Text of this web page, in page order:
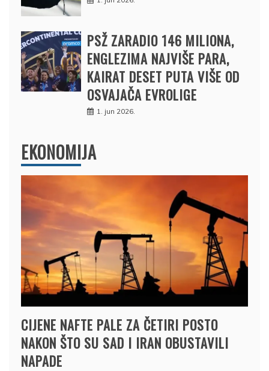
PSŽ ZARADIO 146 MILIONA,
ENGLEZIMA NAJVIŠE PARA,
KAIRAT DESET PUTA VIŠE OD
OSVAJAČA EVROLIGE
1. jun 2026.
EKONOMIJA
CIJENE NAFTE PALE ZA ČETIRI POSTO
NAKON ŠTO SU SAD I IRAN OBUSTAVILI
NAPADE